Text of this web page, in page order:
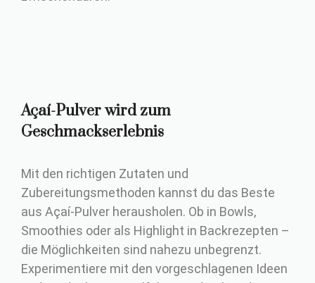
Açaí-Pulver wird zum
Geschmackserlebnis
Mit den richtigen Zutaten und
Zubereitungsmethoden kannst du das Beste
aus Açaí-Pulver herausholen. Ob in Bowls,
Smoothies oder als Highlight in Backrezepten –
die Möglichkeiten sind nahezu unbegrenzt.
Experimentiere mit den vorgeschlagenen Ideen